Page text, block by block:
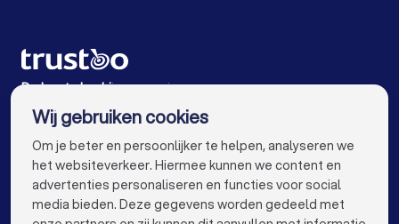
Zonnepanelen-installateurs in Voorschoten
Zonnepanelen-installateurs in Zoetermeer
Zonnepanelen-installateurs in Amsterdam
Zonnepanelen-installateurs in Rotterdam
Zonnepanelen-installateurs in Den Haag
De beste bedrijven voor jou
Wij gebruiken cookies
Om je beter en persoonlijker te helpen, analyseren we
het websiteverkeer. Hiermee kunnen we content en
advertenties personaliseren en functies voor social
media bieden. Deze gegevens worden gedeeld met